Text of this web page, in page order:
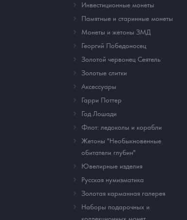
Инвестиционные монеты
Памятные и старинные монеты
Монеты и жетоны ЗМД
Георгий Победоносец
Золотой червонец Сеятель
Золотые слитки
Аксессуары
Гарри Поттер
Год Лошади
Флот: ледоколы и корабли
Жетоны "Необыкновенные
обитатели глубин"
Ювелирные изделия
Русская нумизматика
Золотая карманная галерея
Наборы подарочных и